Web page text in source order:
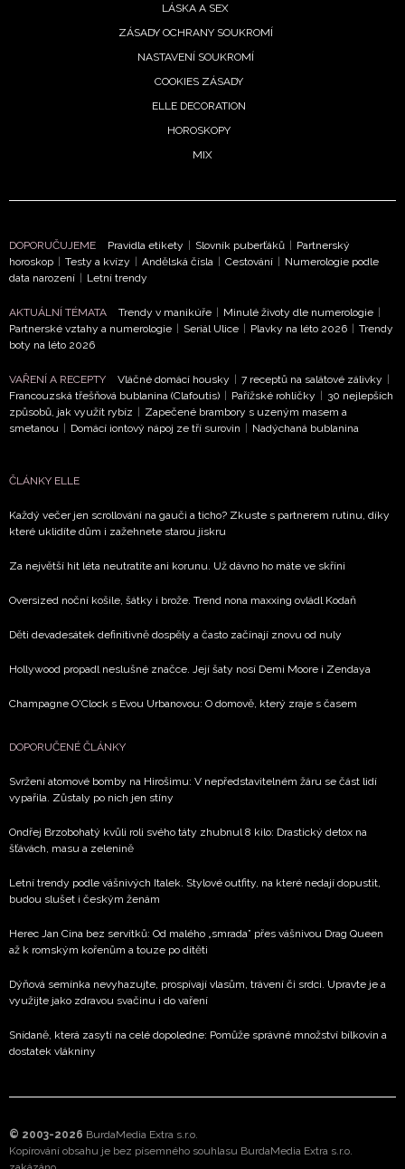
NEWSLETTER
ODESLAT
Přihlášením k newsletteru souhlasíte sObchodními
potvrzujete, že jste se seznámili se
Vašimi údaji pracovat zejména k organizaci a
vyhodnocení akce a zasílání novinek.
informace od našich partnerů? Pokud souhlasíte se
soukromí BurdaMedia Extra s.r.o., zaškrtněte toto pole.
LÁSKA A SEX
ZÁSADY OCHRANY SOUKROMÍ
NASTAVENÍ SOUKROMÍ
COOKIES ZÁSADY
ELLE DECORATION
HOROSKOPY
MIX
DOPORUČUJEME Pravidla etikety | Slovník puberťáků | Partnerský
horoskop | Testy a kvízy | Andělská čísla | Cestování | Numerologie podle
data narození | Letní trendy
AKTUÁLNÍ TÉMATA Trendy v manikúře | Minulé životy dle numerologie |
Partnerské vztahy a numerologie | Seriál Ulice | Plavky na léto 2026 | Trendy
boty na léto 2026
VAŘENÍ A RECEPTY Vláčné domácí housky | 7 receptů na salátové zálivky |
Francouzská třešňová bublanina (Clafoutis) | Pařížské rohlíčky | 30 nejlepších
způsobů, jak využít rybíz | Zapečené brambory s uzeným masem a
smetanou | Domácí iontový nápoj ze tří surovin | Nadýchaná bublanina
ČLÁNKY ELLE
Každý večer jen scrollování na gauči a ticho? Zkuste s partnerem rutinu, díky
které uklidíte dům i zažehnete starou jiskru
Za největší hit léta neutratíte ani korunu. Už dávno ho máte ve skříni
Oversized noční košile, šátky i brože. Trend nona maxxing ovládl Kodaň
Děti devadesátek definitivně dospěly a často začínají znovu od nuly
Hollywood propadl neslušné značce. Její šaty nosí Demi Moore i Zendaya
Champagne O'Clock s Evou Urbanovou: O domově, který zraje s časem
DOPORUČENÉ ČLÁNKY
Svržení atomové bomby na Hirošimu: V nepředstavitelném žáru se část lidí
vypařila. Zůstaly po nich jen stíny
Ondřej Brzobohatý kvůli roli svého táty zhubnul 8 kilo: Drastický detox na
šťávách, masu a zelenině
Letní trendy podle vášnivých Italek. Stylové outfity, na které nedají dopustit,
budou slušet i českým ženám
Herec Jan Cina bez servítků: Od malého „smrada” přes vášnivou Drag Queen
až k romským kořenům a touze po dítěti
Dýňová semínka nevyhazujte, prospívají vlasům, trávení či srdci. Upravte je a
využijte jako zdravou svačinu i do vaření
Snídaně, která zasytí na celé dopoledne: Pomůže správné množství bílkovin a
dostatek vlákniny
© 2003-2026 BurdaMedia Extra s.r.o.
Kopírování obsahu je bez písemného souhlasu BurdaMedia Extra s.r.o.